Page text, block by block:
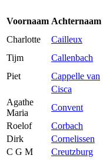
Voornaam Achternaam
Charlotte
Cailleux
Tijm
Callenbach
Piet
Cappelle van
Cisca
Agathe
Maria
Convent
Roelof
Corbach
Dirk
Cornelissen
C G M
Creutzburg